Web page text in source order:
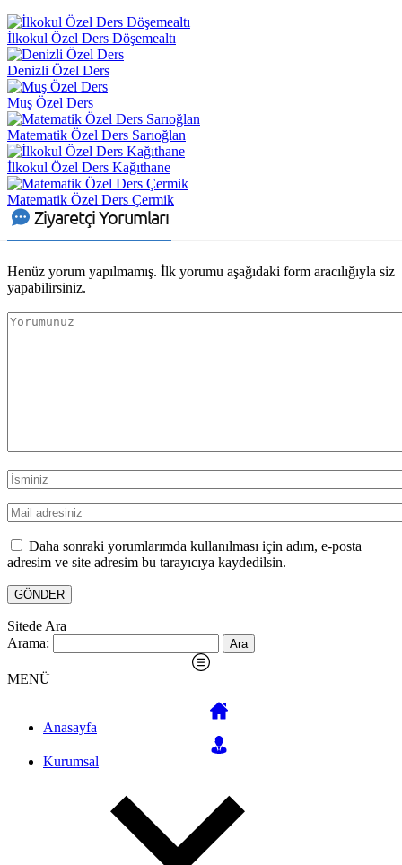
İlkokul Özel Ders Döşemealtı
Denizli Özel Ders
Muş Özel Ders
Matematik Özel Ders Sarıoğlan
İlkokul Özel Ders Kağıthane
Matematik Özel Ders Çermik
Ziyaretçi Yorumları
Henüz yorum yapılmamış. İlk yorumu aşağıdaki form aracılığıyla siz
yapabilirsiniz.
Daha sonraki yorumlarımda kullanılması için adım, e-posta
adresim ve site adresim bu tarayıcıya kaydedilsin.
Sitede Ara
Arama:
MENÜ
Anasayfa
Kurumsal